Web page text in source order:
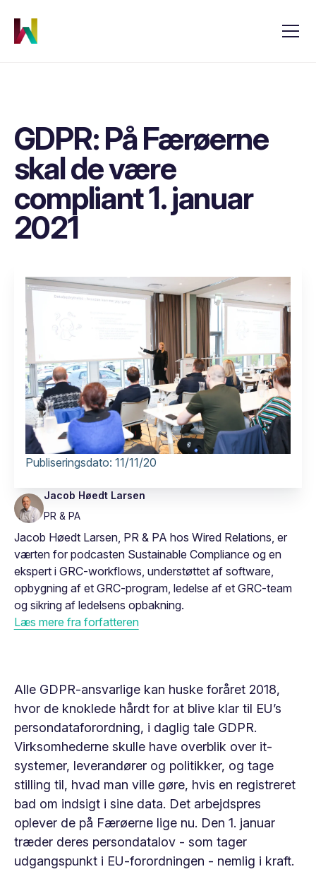
GDPR: På Færøerne
skal de være
compliant 1. januar
2021
Publiseringsdato: 11/11/20
Jacob Høedt Larsen
PR & PA
Jacob Høedt Larsen, PR & PA hos Wired Relations, er
værten for podcasten Sustainable Compliance og en
ekspert i GRC-workflows, understøttet af software,
opbygning af et GRC-program, ledelse af et GRC-team
og sikring af ledelsens opbakning.
Læs mere fra forfatteren
Alle GDPR-ansvarlige kan huske foråret 2018,
hvor de knoklede hårdt for at blive klar til EU’s
persondataforordning, i daglig tale GDPR.
Virksomhederne skulle have overblik over it-
systemer, leverandører og politikker, og tage
stilling til, hvad man ville gøre, hvis en registreret
bad om indsigt i sine data. Det arbejdspres
oplever de på Færøerne lige nu. Den 1. januar
træder deres persondatalov - som tager
udgangspunkt i EU-forordningen - nemlig i kraft.